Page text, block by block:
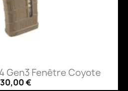
Gen3 Fenêtre Coyote
30,00 €